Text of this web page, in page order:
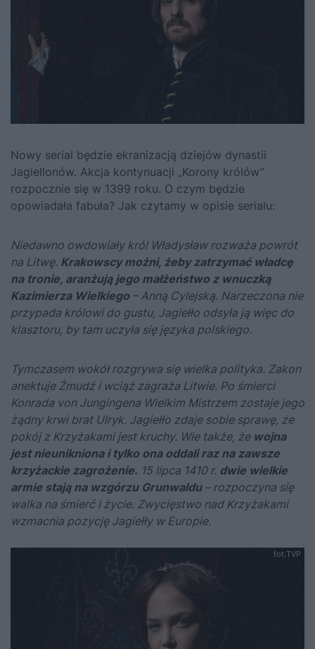
Nowy serial będzie ekranizacją dziejów dynastii
Jagiellonów. Akcja kontynuacji „Korony królów”
rozpocznie się w 1399 roku. O czym będzie
opowiadała fabuła? Jak czytamy w opisie serialu:
Niedawno owdowiały królWładysławrozważa powrót
na Litwę. Krakowscy możni, żeby zatrzymać władcę
na tronie, aranżują jego małżeństwo z wnuczką
Kazimierza Wielkiego – Anną Cylejską. Narzeczona nie
przypada królowi do gustu, Jagiełło odsyła ją więc do
klasztoru, by tam uczyła się języka polskiego.
Tymczasem wokół rozgrywa się wielka polityka. Zakon
anektuje Żmudź i wciąż zagraża Litwie. Po śmierci
Konrada von Jungingena Wielkim Mistrzem zostaje jego
żądny krwi brat Ulryk. Jagiełło zdaje sobie sprawę, że
pokój z Krzyżakami jest kruchy. Wie także, żewojna
jest nieunikniona i tylko ona oddali raz na zawsze
krzyżackie zagrożenie. 15 lipca 1410 r. dwie wielkie
armie stają na wzgórzu Grunwaldu – rozpoczyna się
walka na śmierć i życie. Zwycięstwo nad Krzyżakami
wzmacnia pozycję Jagiełły w Europie.
fot.TVP